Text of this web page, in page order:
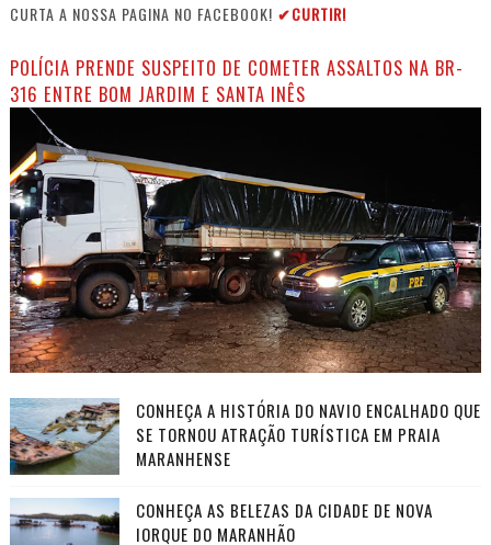
CURTA A NOSSA PAGINA NO FACEBOOK! ✔CURTIR!
POLÍCIA PRENDE SUSPEITO DE COMETER ASSALTOS NA BR-
316 ENTRE BOM JARDIM E SANTA INÊS
CONHEÇA A HISTÓRIA DO NAVIO ENCALHADO QUE
SE TORNOU ATRAÇÃO TURÍSTICA EM PRAIA
MARANHENSE
CONHEÇA AS BELEZAS DA CIDADE DE NOVA
IORQUE DO MARANHÃO